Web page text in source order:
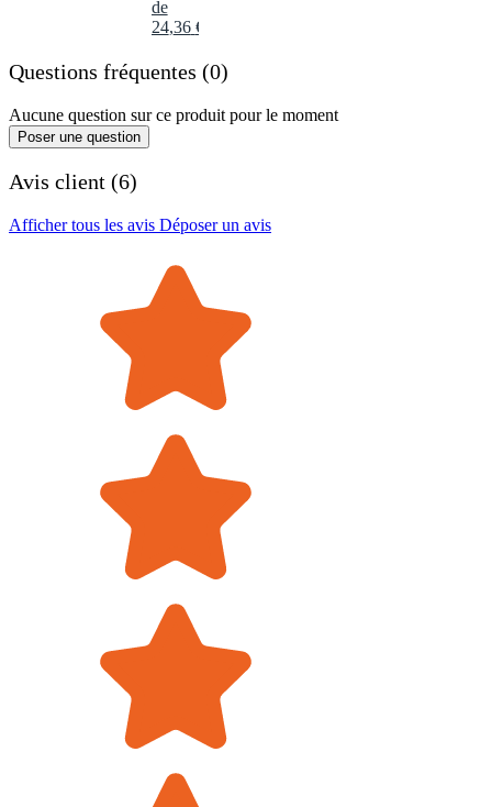
de
24,36 €
Questions fréquentes (0)
Aucune question sur ce produit pour le moment
Poser une question
Avis client (6)
Afficher tous les avis Déposer un avis